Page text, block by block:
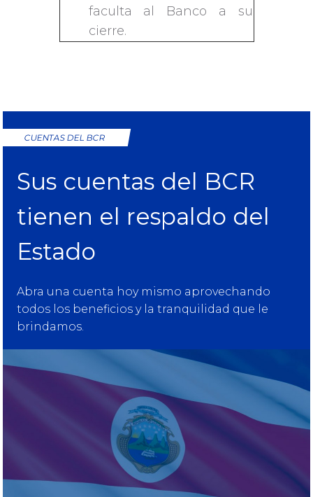
faculta al Banco a su
cierre.
CUENTAS DEL BCR
Sus cuentas del BCR
tienen el respaldo del
Estado
Abra una cuenta hoy mismo aprovechando
todos los beneficios y la tranquilidad que le
brindamos.